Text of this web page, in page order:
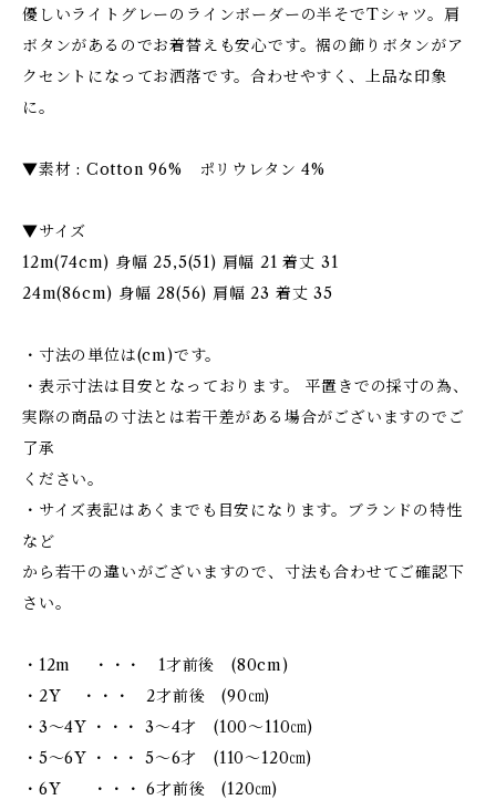
優しいライトグレーのラインボーダーの半そでTシャツ。肩
ボタンがあるのでお着替えも安心です。裾の飾りボタンがア
クセントになってお洒落です。合わせやすく、上品な印象
に。
▼素材 : Cotton 96% ポリウレタン 4%
▼サイズ
12m(74cm) 身幅 25,5(51) 肩幅 21 着丈 31
24m(86cm) 身幅 28(56) 肩幅 23 着丈 35
・寸法の単位は(cm)です。
・表示寸法は目安となっております。 平置きでの採寸の為、
実際の商品の寸法とは若干差がある場合がございますのでご
了承
ください。
・サイズ表記はあくまでも目安になります。ブランドの特性
など
から若干の違いがございますので、寸法も合わせてご確認下
さい。
・12m ・・・ 1才前後 (80cm)
・2Y ・・・ 2才前後 (90㎝)
・3～4Y ・・・ 3～4才 (100～110㎝)
・5～6Y ・・・ 5～6才 (110～120㎝)
・6Y ・・・ 6才前後 (120㎝)